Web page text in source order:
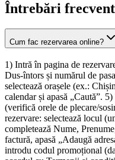
Întrebări
Cum fac rezervarea online?
1) Intră în pagina de
Dus-întors și numărul de
selectează orașele (ex.:
calendar și apasă „Caută”.
(verifică orele de plecare/
rezervare: selectează locul
completează Nume,
factură, apasă „Adaugă
introdu codul promoțional